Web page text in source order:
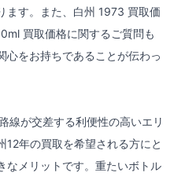
ます。また、白州 1973 買取価
買取価格に関するご質問も
心をお持ちであることが伝わっ
線が交差する利便性の高いエリ
12年の買取を希望される方にと
なメリットです。重たいボトル